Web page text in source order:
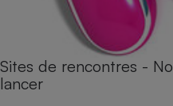
Sites de rencontres -
lancer